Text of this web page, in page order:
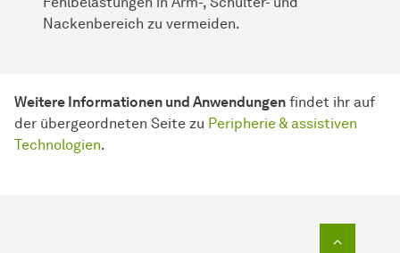
Nackenbereich zu vermeiden.
Weitere Informationen und Anwendungen findet ihr auf
der übergeordneten Seite zu Peripherie & assistiven
Technologien.